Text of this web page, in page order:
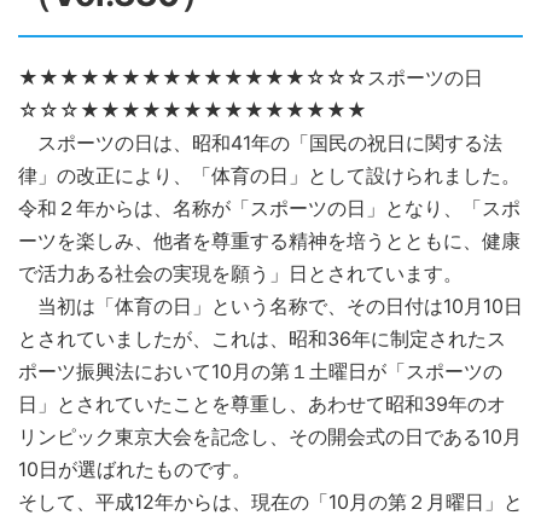
★★★★★★★★★★★★★★☆☆☆スポーツの日
☆☆☆★★★★★★★★★★★★★★
スポーツの日は、昭和41年の「国民の祝日に関する法
律」の改正により、「体育の日」として設けられました。
令和２年からは、名称が「スポーツの日」となり、「スポ
ーツを楽しみ、他者を尊重する精神を培うとともに、健康
で活力ある社会の実現を願う」日とされています。
当初は「体育の日」という名称で、その日付は10月10日
とされていましたが、これは、昭和36年に制定されたス
ポーツ振興法において10月の第１土曜日が「スポーツの
日」とされていたことを尊重し、あわせて昭和39年のオ
リンピック東京大会を記念し、その開会式の日である10月
10日が選ばれたものです。
そして、平成12年からは、現在の「10月の第２月曜日」と